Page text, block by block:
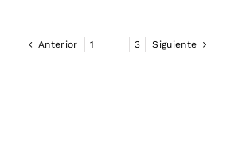
Anterior 1 3 Siguiente